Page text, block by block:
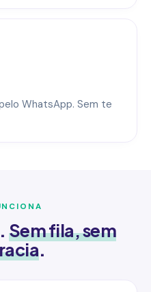
WhatsApp. Sem te
Sem fila, sem
.